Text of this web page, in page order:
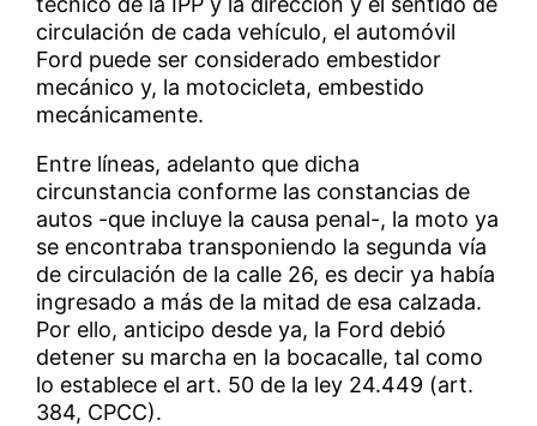
circulación de cada vehículo, el automóvil
Ford puede ser considerado embestidor
mecánico y, la motocicleta, embestido
mecánicamente.
Entre líneas, adelanto que dicha
circunstancia conforme las constancias de
autos -que incluye la causa penal-, la moto ya
se encontraba transponiendo la segunda vía
de circulación de la calle 26, es decir ya había
ingresado a más de la mitad de esa calzada.
Por ello, anticipo desde ya, la Ford debió
detener su marcha en la bocacalle, tal como
lo establece el art. 50 de la ley 24.449 (art.
384, CPCC).